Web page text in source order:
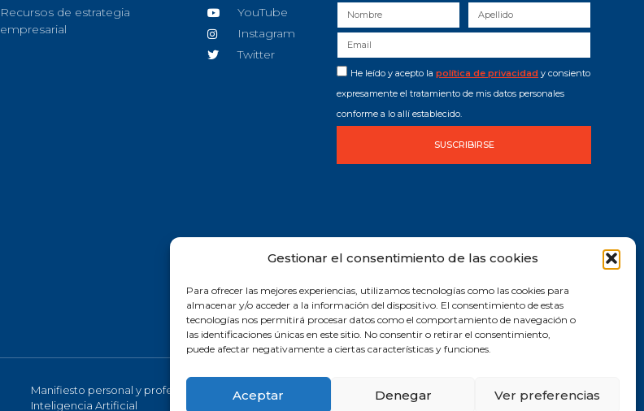
Gestionar el consentimiento de las cookies
Para ofrecer las mejores experiencias, utilizamos tecnologías como las cookies para
almacenar y/o acceder a la información del dispositivo. El consentimiento de estas
tecnologías nos permitirá procesar datos como el comportamiento de navegación o
las identificaciones únicas en este sitio. No consentir o retirar el consentimiento,
puede afectar negativamente a ciertas características y funciones.
Aceptar Denegar Ver preferencias
Recursos de estrategia
empresarial
YouTube
Instagram
Twitter
He leído y acepto lapolítica de privacidad y consiento
expresamente el tratamiento de mis datos personales
conforme a lo allí establecido.
SUSCRIBIRSE
Manifiesto personal y profesional de la
Inteligencia Artificial
2019 © Todos los derechos reservados |